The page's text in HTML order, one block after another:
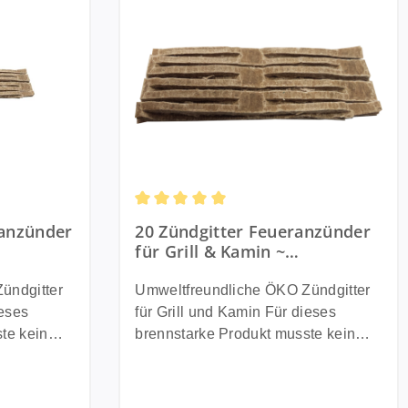
kein
20 Zündgitter Feueranzünder
für Grill & Kamin ~
recyceltem Altpapier und
Wachs
Umweltfreundliche ÖKO Zündgitter
für Grill und Kamin Für dieses
brennstarke Produkt musste kein